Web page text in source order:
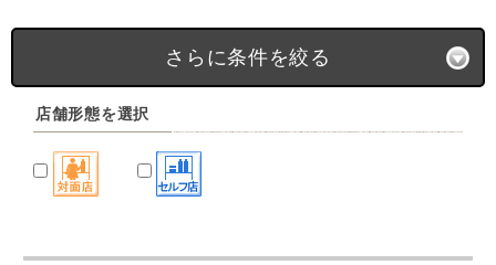
さらに条件を絞る
店舗形態を選択